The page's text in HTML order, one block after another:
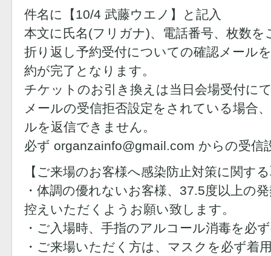
件名に【10/4 武藤ウエノ】と記入
本文に氏名(フリガナ)、電話番号、枚数を
折り返し予約受付についての確認メール
約が完了となります。
チケットのお引き換えは当日会場受付に
メールの受信拒否設定をされている場合
ルを返信できません。
必ず organzainfo@gmail.com からの受信
【ご来場のお客様へ感染防止対策に関す
・体調の優れないお客様、37.5度以上の
控えいただくようお願い致します。
・ご入場時、手指のアルコール消毒を必
・ご来場いただく方は、マスクを必ず着